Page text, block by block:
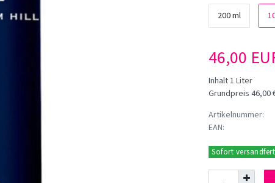
200 ml
46,00
Inhalt1 Liter
Grundpreis 46,00
Artikelnummer:
EAN:
Sofort